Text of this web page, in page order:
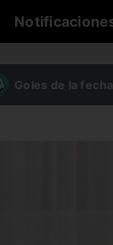
Goles de la fecha